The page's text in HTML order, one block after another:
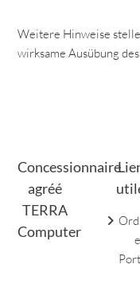
Weitere Hinweise
wirksame Ausübung
Concessionnaire
agréé
TERRA
Computer